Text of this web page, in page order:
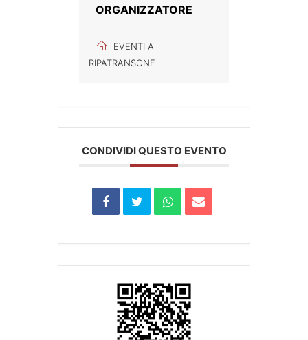
ORGANIZZATORE
EVENTI A
RIPATRANSONE
CONDIVIDI QUESTO EVENTO